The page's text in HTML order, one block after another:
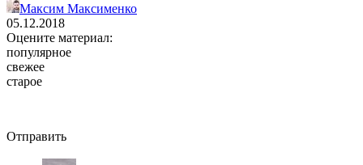
Максим Максименко
05.12.2018
Оцените материал:
популярное
свежее
старое
Отправить